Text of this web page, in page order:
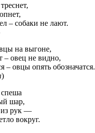
– собаки не лают.
на выгоне,
– овец не видно,
– овцы опять обозначатся.
)
шар,
из рук —
вокруг.